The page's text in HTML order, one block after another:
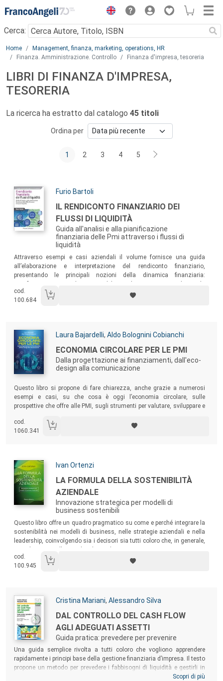
Menu
Cerca:
Main content
Home
Management, finanza, marketing, operations, HR
Finanza. Amministrazione. Controllo
Finanza d'impresa, tesoreria
LIBRI DI FINANZA D'IMPRESA,
TESORERIA
La ricerca ha estratto dal catalogo 45 titoli
Ordina per
1 2 3 4 5
Autori:
Furio Bartoli
Titolo:
IL RENDICONTO FINANZIARIO DEI
FLUSSI DI LIQUIDITÀ
Guida all'analisi e alla pianificazione
finanziaria delle Pmi attraverso i flussi di
liquidità
Attraverso esempi e casi aziendali il volume fornisce una guida
all’elaborazione e interpretazione del rendiconto finanziario,
presentando le principali nozioni della dinamica finanziaria:
monetario, flusso di cassa operativo, flussi relativi alle attività di
investimento e finanziamento, flusso di cassa disponibile, copertura
cod.
100.684
Autori:
Laura Bajardelli, Aldo Bolognini Cobianchi
Titolo:
ECONOMIA CIRCOLARE PER LE PMI
Dalla progettazione ai finanziamenti, dall'eco-
design alla comunicazione
Questo libro si propone di fare chiarezza, anche grazie a numerosi
esempi e casi, su che cosa è oggi l’economia circolare, sulle
prospettive che offre alle PMI, sugli strumenti per valutare, sviluppare e
circolare non è più procrastinabile e le PMI sono chiamate a contribuire
alla sua affermazione; grazie a questo manuale avranno un utile
cod.
1060.341
Autori:
Ivan Ortenzi
Titolo:
LA FORMULA DELLA SOSTENIBILITÀ
AZIENDALE
Innovazione strategica per modelli di
business sostenibili
Sommario:
Questo libro offre un quadro pragmatico su come e perché integrare la
sostenibilità nei modelli di business, nelle strategie aziendali e nella
leadership, coinvolgendo sia i decisori sia tutti coloro che, in generale,
cod.
100.945
Autori:
Cristina Mariani, Alessandro Silva
Titolo:
DAL CONTROLLO DEL CASH FLOW
AGLI ADEGUATI ASSETTI
Guida pratica: prevedere per prevenire
Sommario:
Una guida semplice rivolta a tutti coloro che vogliono apprendere
rapidamente i principi base della gestione finanziaria d’impresa. Il testo
propone un metodo per prevedere i fabbisogni di liquidità e gestirli in
modo tempestivo, non in emergenza. Il libro insegna come tenere
Scopri di più